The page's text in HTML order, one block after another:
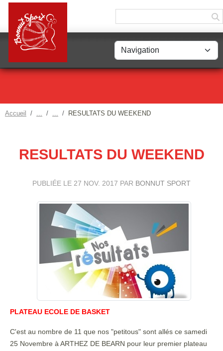
Accueil RESULTATS DU WEEKEND
RESULTATS DU WEEKEND
PUBLIÉE LE 27 NOV. 2017 PAR BONNUT SPORT
PLATEAU ECOLE DE BASKET
C'est au nombre de 11 que nos "petitous" sont allés ce samedi
25 Novembre à ARTHEZ DE BEARN pour leur premier plateau